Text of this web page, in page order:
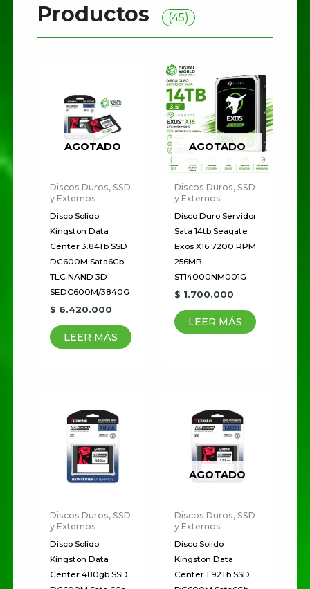
Productos (45)
AGOTADO
Discos Duros, SSD
y Externos
Disco Solido
Kingston Data
Center 3.84Tb SSD
DC600M Sata6Gb
TLC NAND 3D
SEDC600M/3840G
$ 6.420.000
LEER MÁS
AGOTADO
Discos Duros, SSD
y Externos
Disco Duro Servidor
Sata 14tb Seagate
Exos X16 7200 RPM
256MB
ST14000NM001G
$ 1.700.000
LEER MÁS
Discos Duros, SSD
y Externos
Disco Solido
Kingston Data
Center 480gb SSD
AGOTADO
Discos Duros, SSD
y Externos
Disco Solido
Kingston Data
Center 1.92Tb SSD